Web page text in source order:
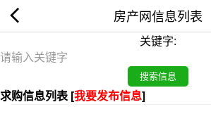
房产网信息列表
关键字:
求购信息列表 [我要发布信息]